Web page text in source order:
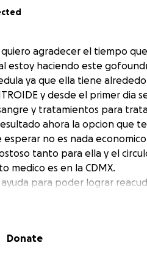
quiero agradecer el tiempo
estoy haciendo este
ya que ella tiene
y desde el primer
y tratamientos para
ahora la opcion que
esperar no es nada
tanto para ella y el
medico es en la CDMX.
ayuda para poder lograr
Donate